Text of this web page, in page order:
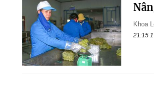
Khoa
21:15